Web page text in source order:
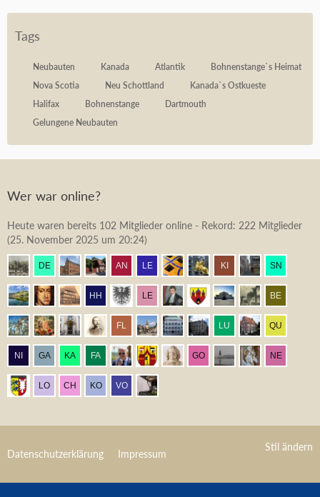
Tags
Neubauten Kanada Atlantik
Bohnenstange`s Heimat
Nova Scotia
Neu Schottland
Kanada`s Ostkueste
Halifax
Bohnenstange
Dartmouth
Gelungene Neubauten
Wer war online?
Heute waren bereits 102 Mitglieder online - Rekord: 222 Mitglieder
(25. November 2025 um 20:24)
Stil ändern
Datenschutzerklärung Impressum